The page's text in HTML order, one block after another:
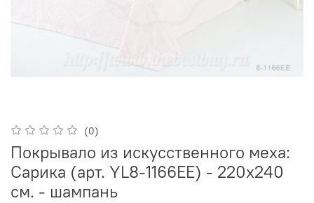
(0)
Покрывало из искусственного меха:
Сарика (арт. YL8-1166EE) - 220х240
см. - шампань